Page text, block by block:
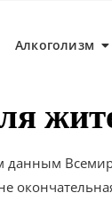
Алкоголизм